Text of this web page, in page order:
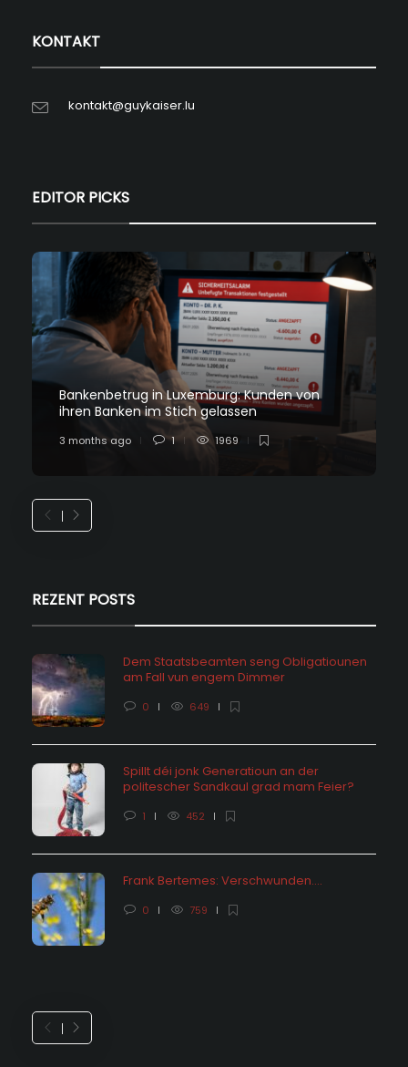
KONTAKT
kontakt@guykaiser.lu
EDITOR PICKS
Bankenbetrug in Luxemburg: Kunden von
ihren Banken im Stich gelassen
3 months ago 1 1969
REZENT POSTS
Dem Staatsbeamten seng Obligatiounen
am Fall vun engem Dimmer
0 649
Spillt déi jonk Generatioun an der
politescher Sandkaul grad mam Feier?
1 452
Frank Bertemes: Verschwunden….
0 759